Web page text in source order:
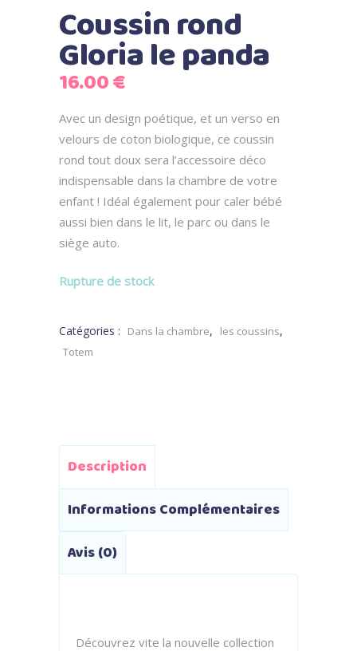
Coussin rond
Gloria le panda
16.00€
Avec un design poétique, et un verso en
velours de coton biologique, ce coussin
rond tout doux sera l’accessoire déco
indispensable dans la chambre de votre
enfant ! Idéal également pour caler bébé
aussi bien dans le lit, le parc ou dans le
siège auto.
Rupture de stock
Catégories : Dans la chambre, les coussins,
Totem
Description
Informations Complémentaires
Avis (0)
Découvrez vite la nouvelle collection